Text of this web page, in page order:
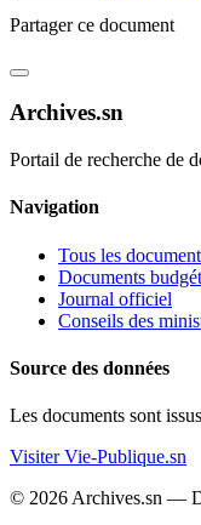
Partager ce document
Archives.sn
Portail de recherche de
Navigation
Tous les
Documents
Journal officiel
Conseils des
Source des données
Les documents sont
Visiter Vie-Publique.sn
© 2026 Archives.sn —